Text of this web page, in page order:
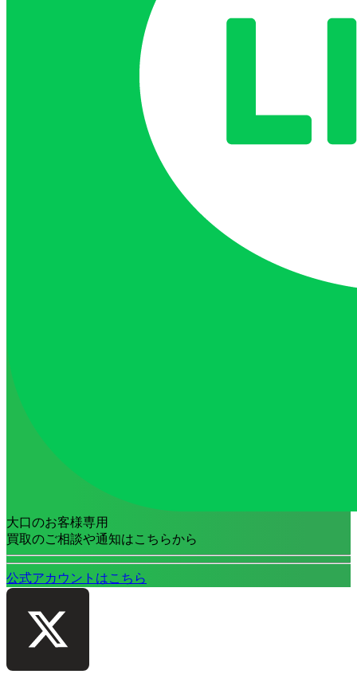
大口のお客様専用
買取のご相談や通知はこちらから
公式アカウントはこちら